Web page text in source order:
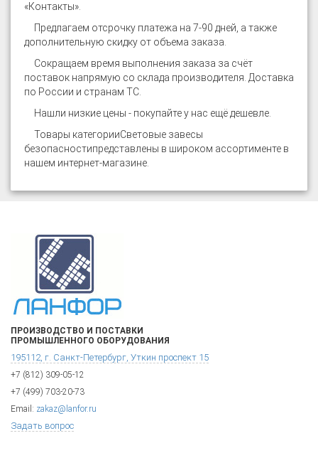
«Контакты».
Предлагаем отсрочку платежа на 7-90 дней, а также
дополнительную скидку от объема заказа.
Сокращаем время выполнения заказа за счёт
поставок напрямую со склада производителя. Доставка
по России и странам ТС.
Нашли низкие цены - покупайте у нас ещё дешевле.
Товары категорииСветовые завесы
безопасностипредставлены в широком ассортименте в
нашем интернет-магазине.
ПРОИЗВОДСТВО И ПОСТАВКИ
ПРОМЫШЛЕННОГО ОБОРУДОВАНИЯ
195112, г. Санкт-Петербург, Уткин проспект 15
+7 (812) 309-05-12
+7 (499) 703-20-73
Email: zakaz@lanfor.ru
Задать вопрос